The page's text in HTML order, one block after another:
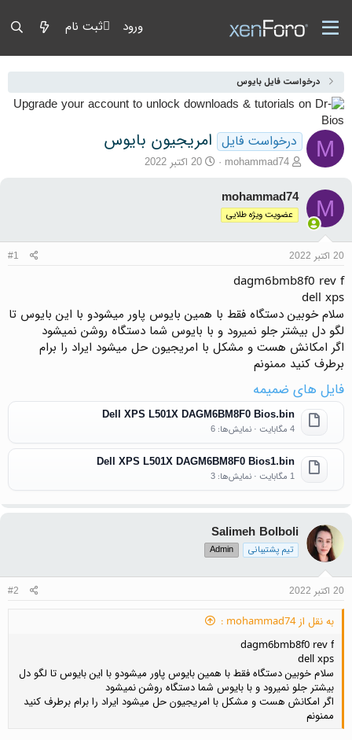
ورود ثبت نام
درخواست فایل بایوس
M درخواست فایل امریجیون بایوس
آغازگر گفتمان
mohammad74 تاریخ شروع
20 اکتبر 2022
M
mohammad74
عضویت ویژه طلایی
20 اکتبر 2022 #1
dagm6bmb8f0 rev f
dell xps
سلام خوبین دستگاه فقط با همین بایوس پاور میشودو با این بایوس تا
لگو دل بیشتر جلو نمیرود و با بایوس شما دستگاه روشن نمیشود
اگر امکانش هست و مشکل با امریجیون حل میشود ایراد را برام
برطرف کنید ممنونم
فایل های ضمیمه
Dell XPS L501X DAGM6BM8F0 Bios.bin
4 مگابایت · نمایش‌ها: 6
Dell XPS L501X DAGM6BM8F0 Bios1.bin
1 مگابایت · نمایش‌ها: 3
Salimeh Bolboli
تیم پشتیبانی Admin
20 اکتبر 2022 #2
به نقل از mohammad74 :
dagm6bmb8f0 rev f
dell xps
سلام خوبین دستگاه فقط با همین بایوس پاور میشودو با این بایوس تا لگو دل
بیشتر جلو نمیرود و با بایوس شما دستگاه روشن نمیشود
اگر امکانش هست و مشکل با امریجیون حل میشود ایراد را برام برطرف کنید
ممنونم